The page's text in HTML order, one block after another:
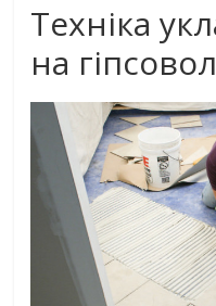
Техніка
на